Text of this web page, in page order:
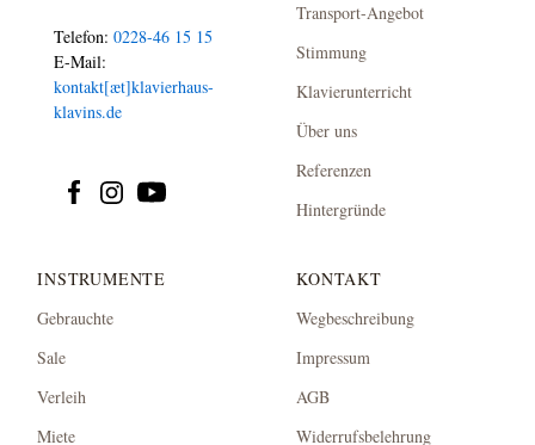
Telefon:0228-46 15 15
E-Mail:
kontakt[æt]klavierhaus-
klavins.de
Transport-Angebot
Stimmung
Klavierunterricht
Über uns
Referenzen
Hintergründe
INSTRUMENTE
Gebrauchte
Sale
Verleih
Miete
KONTAKT
Wegbeschreibung
Impressum
AGB
Widerrufsbelehrung